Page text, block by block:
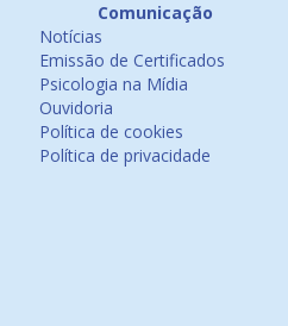
Comunicação
Notícias
Emissão de Certificados
Psicologia na Mídia
Ouvidoria
Política de cookies
Política de privacidade